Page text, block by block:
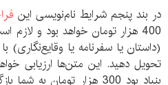
در بند پنجم شرایط نام‌نویسی این
400 هزار تومان خواهد بود و
(داستان یا سفرنامه یا وقایع‌نگاری)
تحویل دهید. این متن‌ها ارزیابی
بنیاد بود 300 هزار تومان